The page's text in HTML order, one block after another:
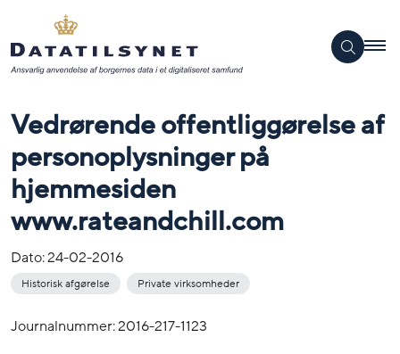
Vedrørende offentliggørelse af
personoplysninger på
hjemmesiden
www.rateandchill.com
Dato:24-02-2016
Historisk afgørelse Private virksomheder
Journalnummer: 2016-217-1123